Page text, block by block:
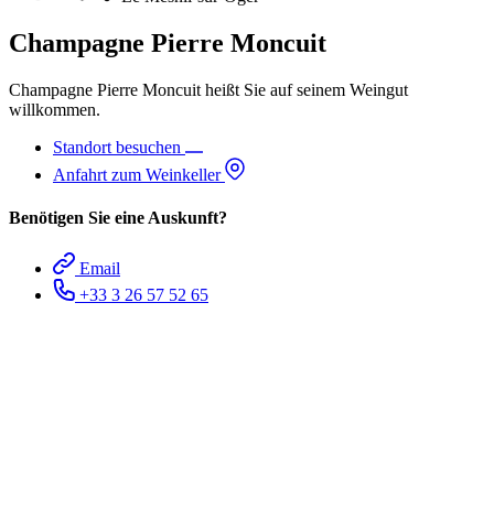
Champagne Pierre Moncuit
Champagne Pierre Moncuit heißt Sie auf seinem Weingut
willkommen.
Standort besuchen
Anfahrt zum Weinkeller
Benötigen Sie eine Auskunft?
Email
+33 3 26 57 52 65